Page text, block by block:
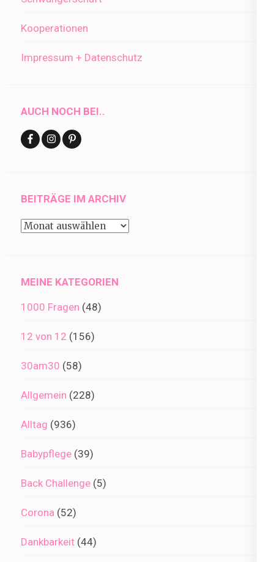
Kooperationen
Impressum + Datenschutz
AUCH NOCH BEI..
BEITRÄGE IM ARCHIV
Beiträge
MEINE KATEGORIEN
1000 Fragen (48)
12 von 12 (156)
30am30 (58)
Allgemein (228)
Alltag (936)
Babypflege (39)
Back Challenge (5)
Corona (52)
Dankbarkeit (44)